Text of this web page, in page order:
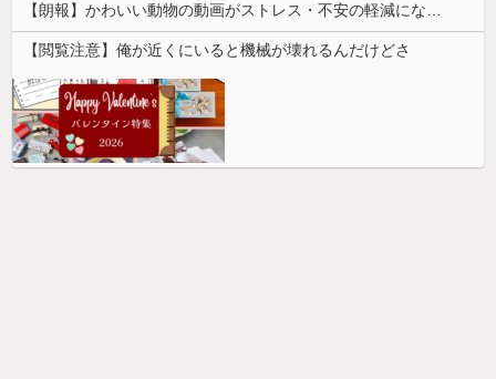
【朗報】かわいい動物の動画がストレス・不安の軽減になる可能性。英大学の研究で実証
【閲覧注意】俺が近くにいると機械が壊れるんだけどさ